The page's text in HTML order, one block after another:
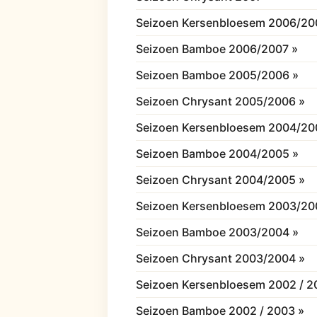
Seizoen Kersenbloesem 2006/
Seizoen Bamboe 2006/2007 »
Seizoen Bamboe 2005/2006 »
Seizoen Chrysant 2005/2006 »
Seizoen Kersenbloesem 2004/
Seizoen Bamboe 2004/2005 »
Seizoen Chrysant 2004/2005 »
Seizoen Kersenbloesem 2003/
Seizoen Bamboe 2003/2004 »
Seizoen Chrysant 2003/2004 »
Seizoen Kersenbloesem 2002 /
Seizoen Bamboe 2002 / 2003 »